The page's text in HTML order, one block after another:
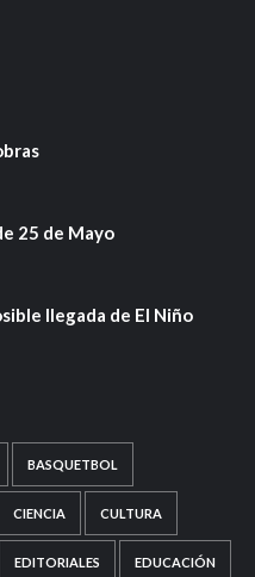
25 de Mayo
llegada de El Niño
BASQUETBOL
CIENCIA CULTURA
EDITORIALES EDUCACIÓN